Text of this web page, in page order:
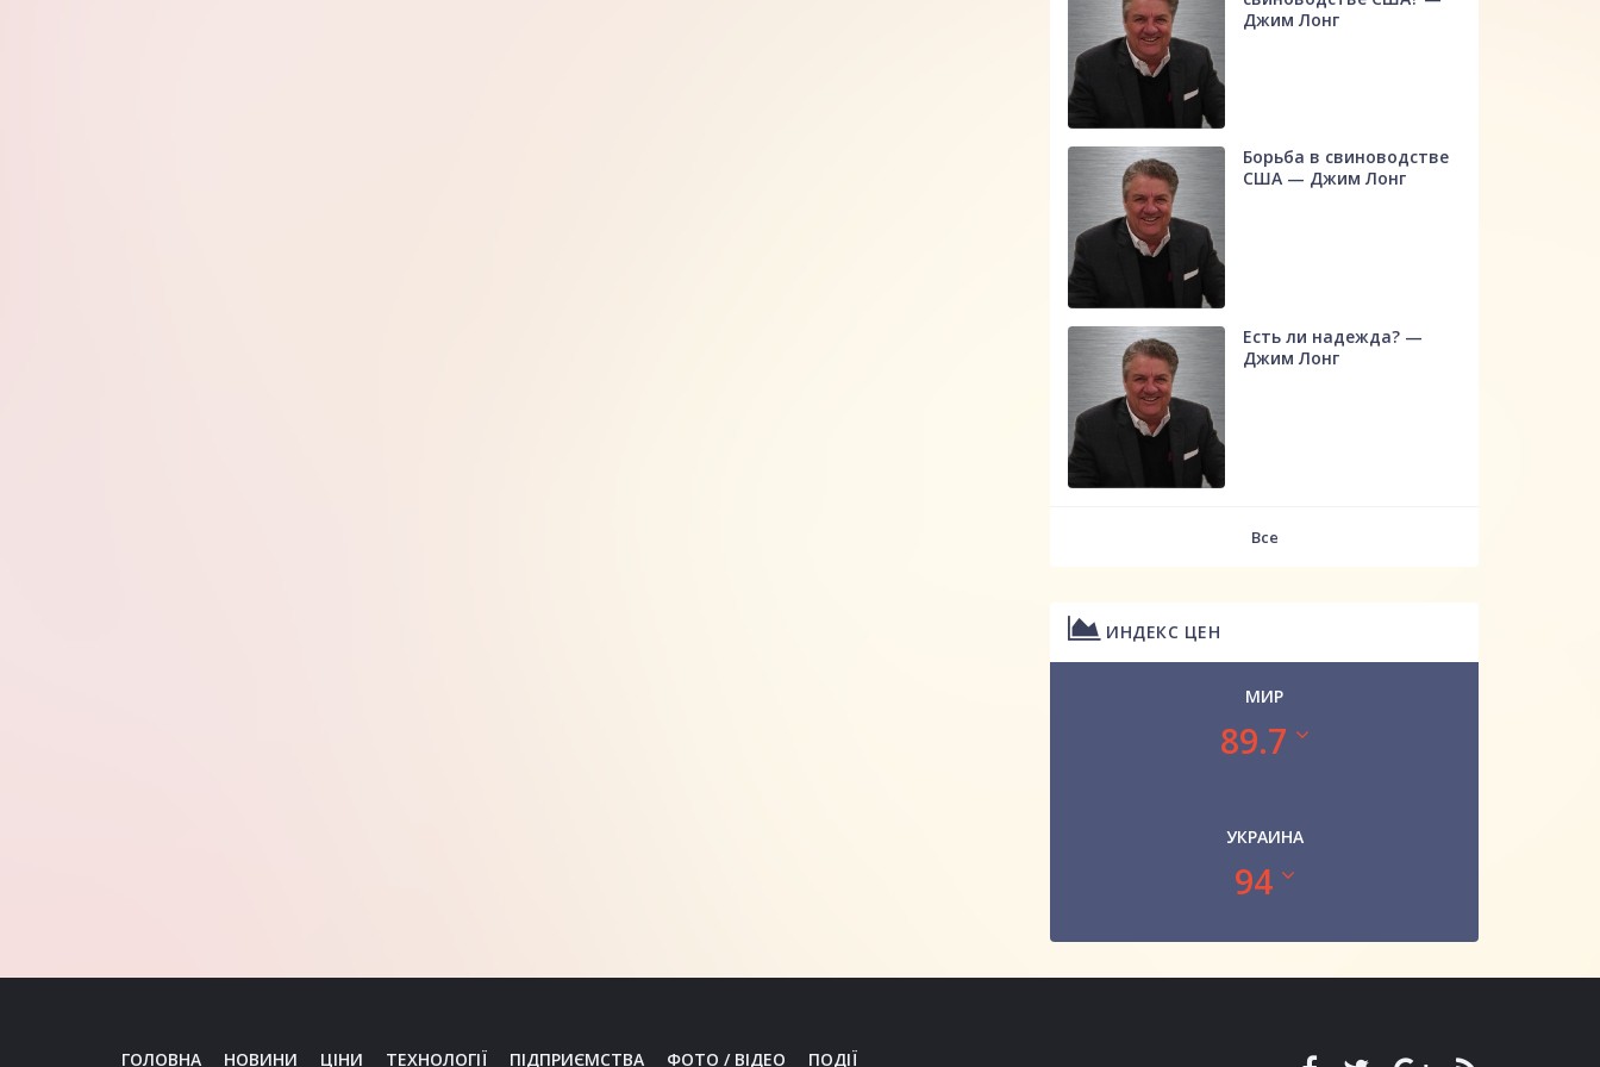
Джим Лонг
Борьба в свиноводстве
США — Джим Лонг
Есть ли надежда? —
Джим Лонг
Все
ИНДЕКС ЦЕН
МИР
89.7
УКРАИНА
94
ГОЛОВНА НОВИНИ ЦІНИ ТЕХНОЛОГІЇ ПІДПРИЄМСТВА ФОТО / ВІДЕО ПОДІЇ